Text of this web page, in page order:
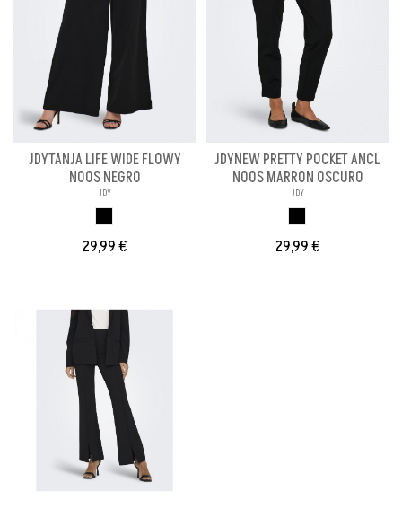
JDYTANJA LIFE WIDE FLOWY
NOOS NEGRO
JDY
29,99 €
JDYNEW PRETTY POCKET ANCL
NOOS MARRON OSCURO
JDY
29,99 €